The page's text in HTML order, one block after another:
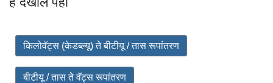
किलोवॅट्स (केडब्ल्यू) ते बीटीयू / तास रूपांतरण
बीटीयू / तास ते वॅट्स रूपांतरण